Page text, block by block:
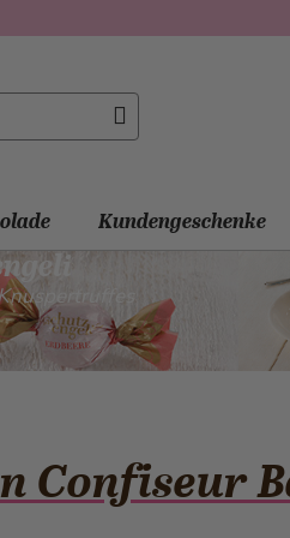
Kundengeschenke
Confiseur